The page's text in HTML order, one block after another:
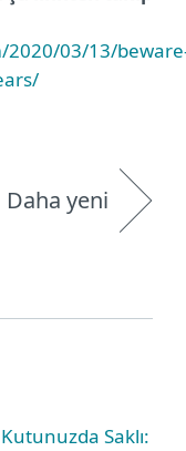
2020/03/13/
Daha yeni
Saklı: